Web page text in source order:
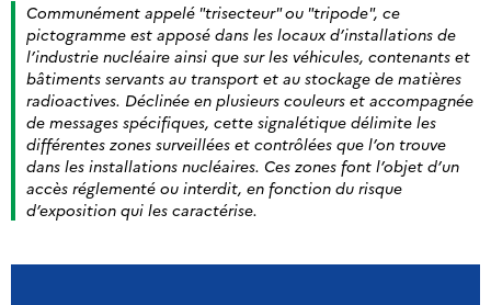
Communément appelé "trisecteur" ou "tripode", ce
pictogramme est apposé dans les locaux d’installations de
l’industrie nucléaire ainsi que sur les véhicules, contenants et
bâtiments servants au transport et au stockage de matières
radioactives. Déclinée en plusieurs couleurs et accompagnée
de messages spécifiques, cette signalétique délimite les
différentes zones surveillées et contrôlées que l’on trouve
dans les installations nucléaires. Ces zones font l’objet d’un
accès réglementé ou interdit, en fonction du risque
d’exposition qui les caractérise.